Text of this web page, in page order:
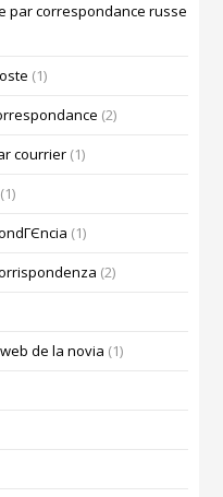
par correspondance russe
(1)
(2)
courrier (1)
(1)
(1)
(2)
de la novia (1)